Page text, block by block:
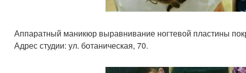
Аппаратный маникюр выравнивание ногтевой пластины
Адрес студии: ул. ботаническая, 70.